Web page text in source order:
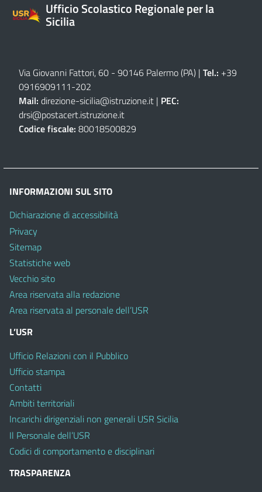
Ufficio Scolastico Regionale per la
Sicilia
Via Giovanni Fattori, 60 - 90146 Palermo (PA) | Tel.: +39
0916909111-202
Mail: direzione-sicilia@istruzione.it | PEC:
drsi@postacert.istruzione.it
Codice fiscale: 80018500829
INFORMAZIONI SUL SITO
Dichiarazione di accessibilità
Privacy
Sitemap
Statistiche web
Vecchio sito
Area riservata alla redazione
Area riservata al personale dell’USR
L’USR
Ufficio Relazioni con il Pubblico
Ufficio stampa
Contatti
Ambiti territoriali
Incarichi dirigenziali non generali USR Sicilia
Il Personale dell’USR
Codici di comportamento e disciplinari
TRASPARENZA